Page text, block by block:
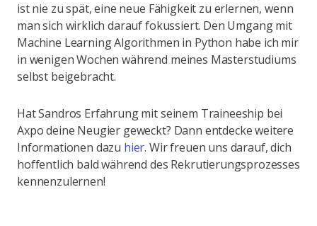
ist nie zu spät, eine neue Fähigkeit zu erlernen, wenn
man sich wirklich darauf fokussiert. Den Umgang mit
Machine Learning Algorithmen in Python habe ich mir
in wenigen Wochen während meines Masterstudiums
selbst beigebracht.
Hat Sandros Erfahrung mit seinem Traineeship bei
Axpo deine Neugier geweckt? Dann entdecke weitere
Informationen dazu hier. Wir freuen uns darauf, dich
hoffentlich bald während des Rekrutierungsprozesses
kennenzulernen!